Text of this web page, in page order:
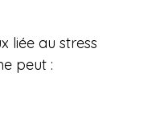
liée au stress
peut :